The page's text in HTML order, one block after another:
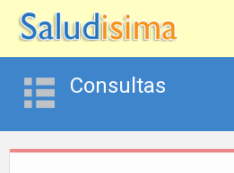
Consultas